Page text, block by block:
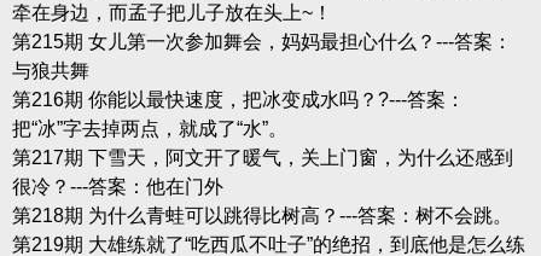
牵在身边，而孟子把儿子放在头上~！
第215期 女儿第一次参加舞会，妈妈最担心什么？---答案：
与狼共舞
第216期 你能以最快速度，把冰变成水吗？?---答案：
把“冰”字去掉两点，就成了“水”。
第217期 下雪天，阿文开了暖气，关上门窗，为什么还感到
很冷？---答案：他在门外
第218期 为什么青蛙可以跳得比树高？---答案：树不会跳。
第219期 大雄练就了“吃西瓜不吐子”的绝招，到底他是怎么练